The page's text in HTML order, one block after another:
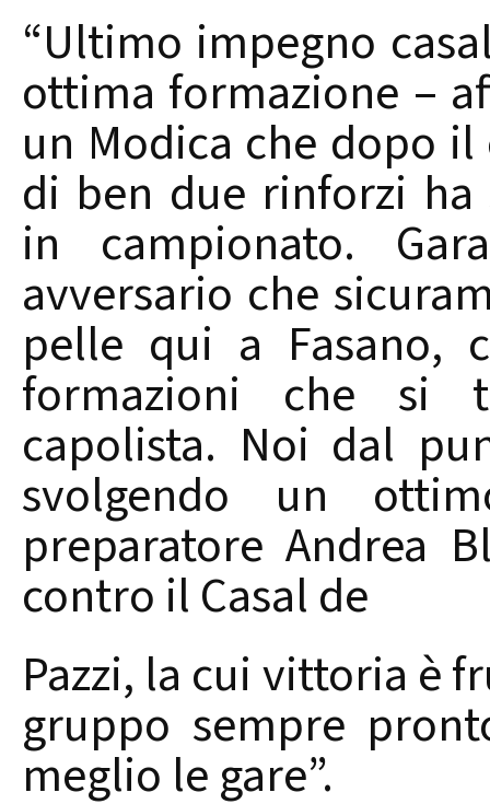
“Ultimo impegno
ottima formazione –
un Modica che dopo
di ben due rinforzi
in campionato.
avversario che
pelle qui a Fasano,
formazioni che si
capolista. Noi dal
svolgendo un
preparatore Andrea
contro il Casal de
Pazzi, la cui vittoria è
gruppo sempre
meglio le gare”.